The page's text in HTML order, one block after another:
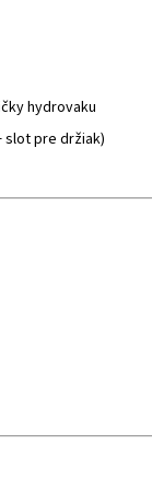
hydrovaku
slot pre držiak)